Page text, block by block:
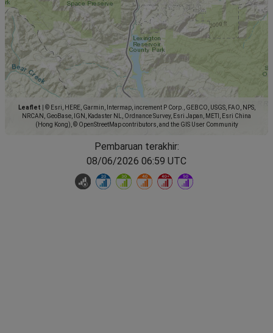
Leaflet
© Esri, HERE, Garmin, Intermap, increment P Corp., GEBCO, USGS, FAO, NPS,
NRCAN, GeoBase, IGN, Kadaster NL, Ordnance Survey, Esri Japan, METI, Esri China
(Hong Kong), © OpenStreetMap contributors, and the GIS User Community
Pembaruan terakhir:
08/06/2026 06:59 UTC